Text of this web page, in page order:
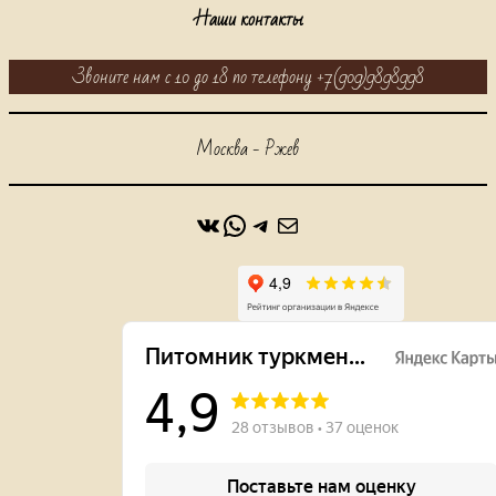
Наши контакты
Звоните нам с 10 до 18 по телефону +7(909)9898998
Москва - Ржев
ВКонтакте
WhatsApp
https://t.me/alabaidog
Почта